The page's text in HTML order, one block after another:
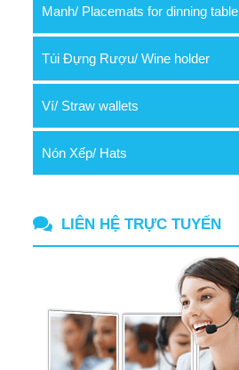
Manh/ Placemats for dinning table
Túi Đựng Rượu/ Wine holder
Ví/ Straw wallets
Nón Xếp/ Hats
LIÊN HỆ TRỰC TUYẾN